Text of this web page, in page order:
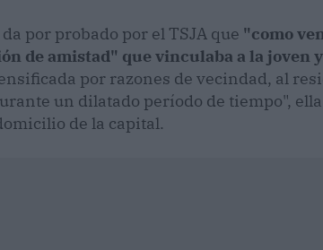
por probado por el TSJA que "como
de amistad" que vinculaba a la joven
por razones de vecindad, al
un dilatado período de tiempo",
de la capital.